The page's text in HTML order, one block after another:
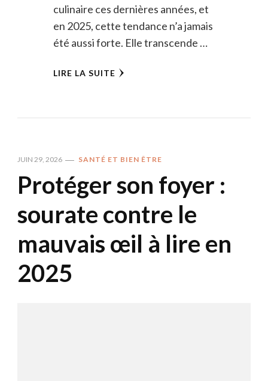
culinaire ces dernières années, et
en 2025, cette tendance n’a jamais
été aussi forte. Elle transcende …
LIRE LA SUITE
JUIN 29, 2026 SANTÉ ET BIEN ÊTRE
Protéger son foyer :
sourate contre le
mauvais œil à lire en
2025